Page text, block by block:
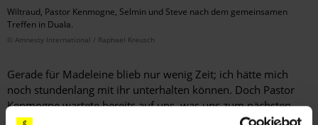
Wiltraud, Pastor Kenmogne, Selmin und Steve nach dem gemeinsamen
Treffen in Duala.
© Amnesty International / Raphael Kreusch
Gerade für Madeleine blieb nur wenig Zeit; ich hätte mich
noch stundenlang mit ihr unterhalten können. Doch Pastor
Kenmogne wartete bereits auf uns, was uns zum nächsten
Aspekt führt, der aus Kamerun ein Land der Extreme macht: